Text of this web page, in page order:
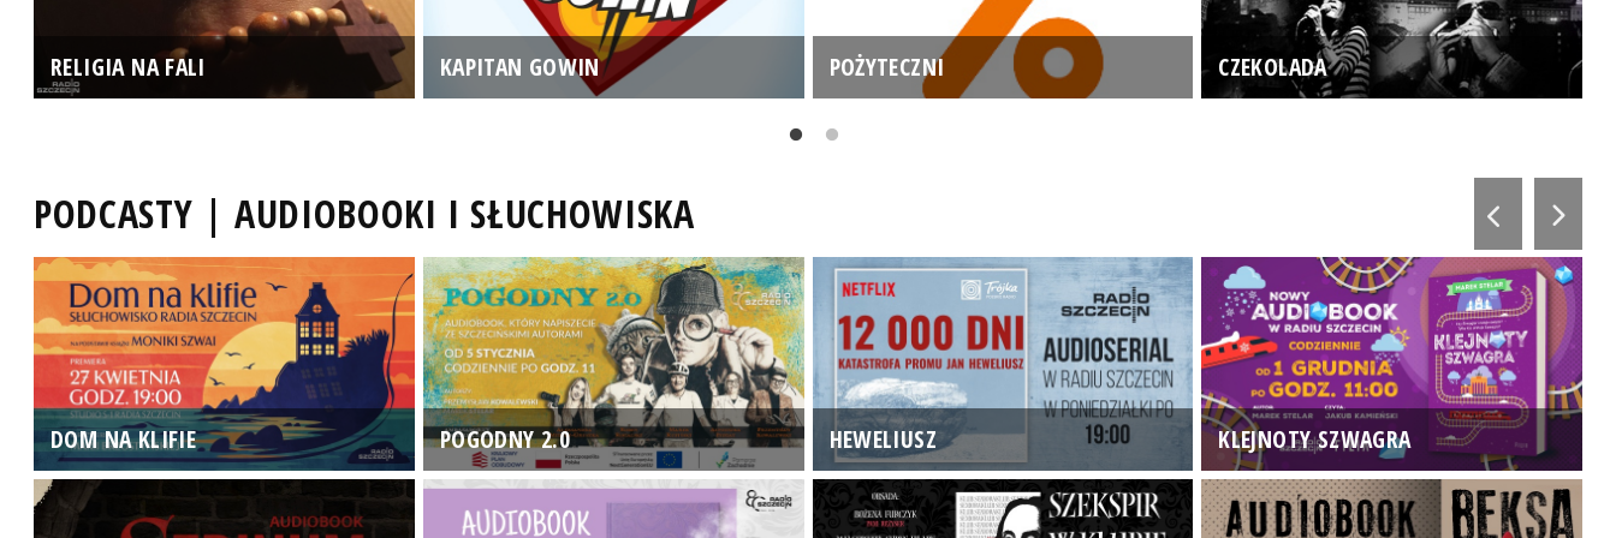
RELIGIA NA FALI KAPITAN GOWIN POŻYTECZNI CZEKOLADA
PODCASTY | AUDIOBOOKI I SŁUCHOWISKA
DOM NA KLIFIE POGODNY 2.0 HEWELIUSZ KLEJNOTY SZWAGRA